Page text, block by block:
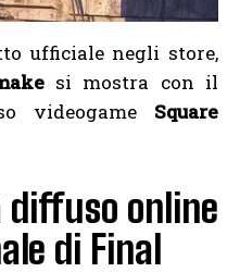
ufficiale negli store,
si mostra con il
videogame Square
diffuso online
di Final